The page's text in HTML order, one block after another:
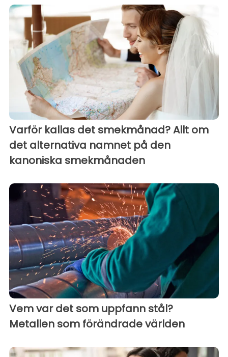
Varför kallas det smekmånad? Allt om
det alternativa namnet på den
kanoniska smekmånaden
Vem var det som uppfann stål?
Metallen som förändrade världen